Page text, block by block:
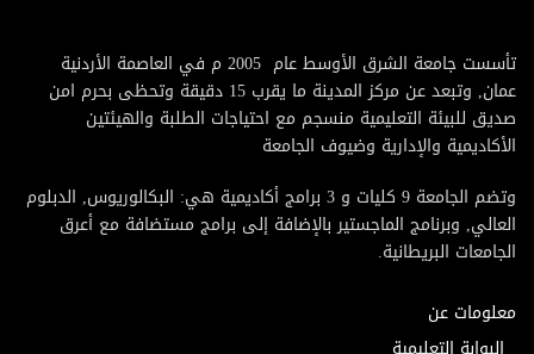
تأسست جامعة الشرق الأوسط عام 2005 م في العاصمة الأردنية
عمان, وتبعد عن مركز المدينة ما يقرب 15 دقيقة وتحظى بحرم امن
صديق للبيئة التعليمية منسجم مع احتياجات الطلبة والهيئتين
الأكاديمية والإدارية وضيوف الجامعة
وتضم الجامعة 9 كليات و 3 برامج أكاديمية هي: البكالوريوس, الدبلوم
العالي, وبرنامج الماجستير بالإضافة إلى برامج مستضافة مع أعرق
الجامعات البريطانية.
معلومات عن